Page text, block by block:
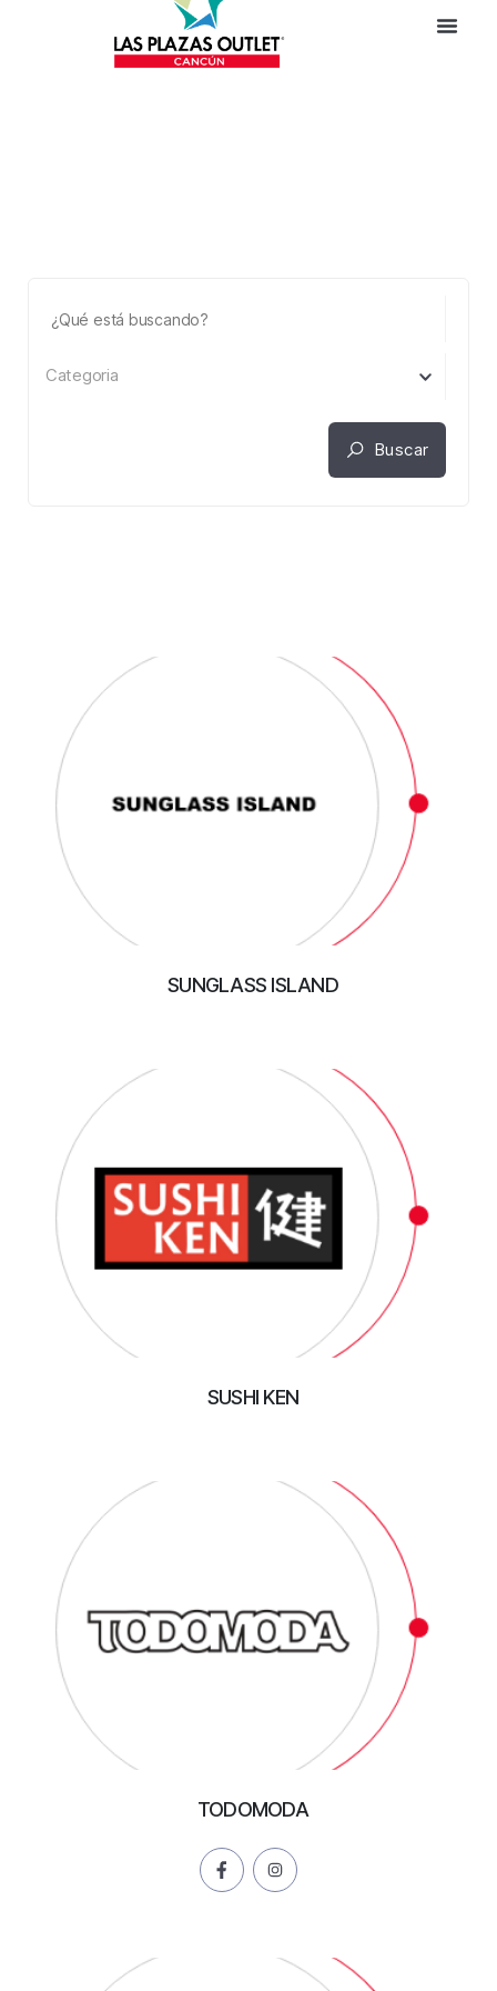
Categoria
Buscar
SUNGLASS ISLAND
SUSHI KEN
TODOMODA